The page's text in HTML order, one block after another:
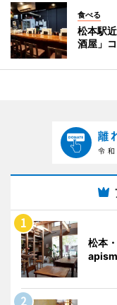
食べる
松本駅
酒屋」
松本